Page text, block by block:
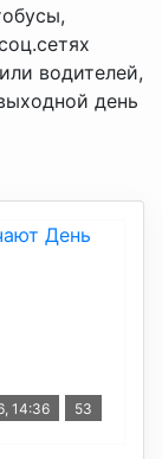
водителей,
день
14:36 53